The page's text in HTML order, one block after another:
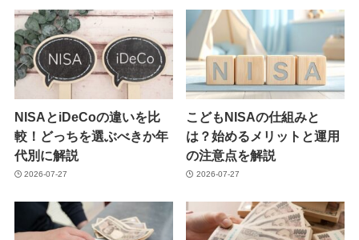
NISAとiDeCoの違いを比
較！どっちを選ぶべきか年
代別に解説
2026-07-27
こどもNISAの仕組みと
は？始めるメリットと運用
の注意点を解説
2026-07-27